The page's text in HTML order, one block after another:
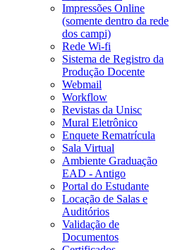
Impressões Online
(somente dentro da rede
dos campi)
Rede Wi-fi
Sistema de Registro da
Produção Docente
Webmail
Workflow
Revistas da Unisc
Mural Eletrônico
Enquete Rematrícula
Sala Virtual
Ambiente Graduação
EAD - Antigo
Portal do Estudante
Locação de Salas e
Auditórios
Validação de
Documentos